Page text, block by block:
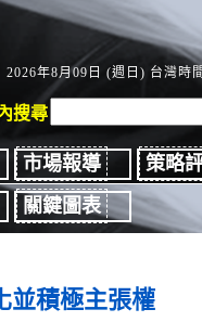
2026年8月09日 (週日) 台灣時
搜尋
市場報導
策略
關鍵圖表
並積極主張權